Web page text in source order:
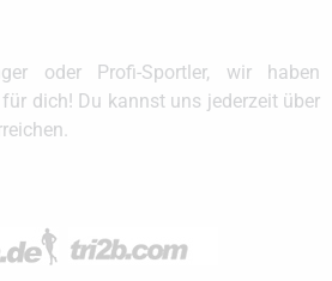
oder Profi-Sportler, wir haben
dich! Du kannst uns jederzeit über